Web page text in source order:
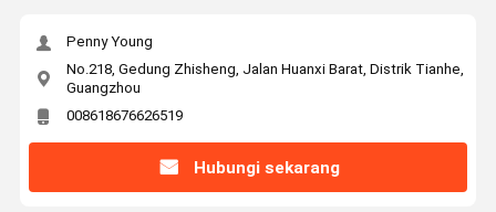
Penny Young
No.218, Gedung Zhisheng, Jalan Huanxi Barat, Distrik Tianhe,
Guangzhou
008618676626519
Hubungi sekarang